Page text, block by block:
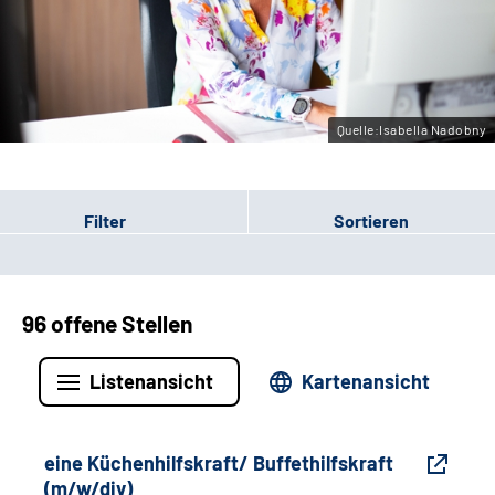
Gebärdensprache
Leichte Sprache
Quelle:Isabella Nadobny
Filter Sortieren
96 offene Stellen
Listenansicht Kartenansicht
eine Küchenhilfskraft/ Buffethilfskraft
(m/w/div)